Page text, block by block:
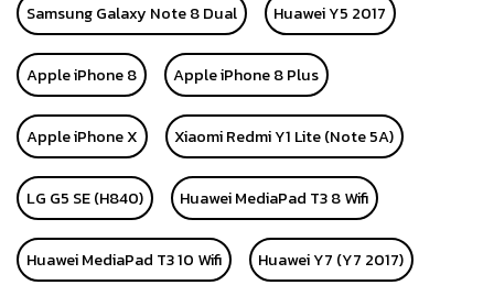
Samsung Galaxy Note 8 Dual Huawei Y5 2017
Apple iPhone 8 Apple iPhone 8 Plus
Apple iPhone X Xiaomi Redmi Y1 Lite (Note 5A)
LG G5 SE (H840) Huawei MediaPad T3 8 Wifi
Huawei MediaPad T3 10 Wifi Huawei Y7 (Y7 2017)